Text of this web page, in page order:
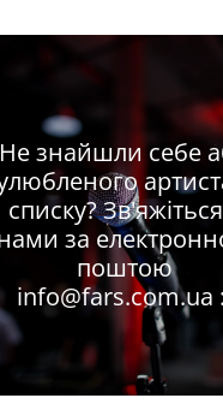
Не знайшли себе
списку?
за
поштою
info@fars.com.ua